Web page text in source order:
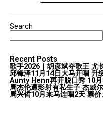
Search
Recent Posts
歌手2026｜胡彦斌夺歌王 尤
邱锋泽11月14日大马开唱 升
Aunty Henn再开脱口秀 10月
周杰伦遭影射有私生子 杰威
周兴哲10月来马连唱2天 票